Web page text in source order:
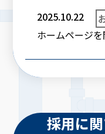
2025.10.22
ホームページを
採用に